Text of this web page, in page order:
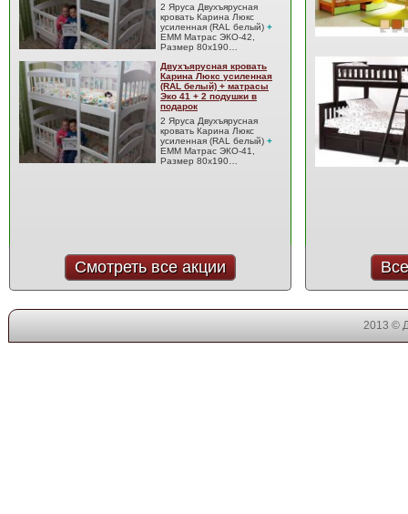
2 Яруса Двухъярусная
кровать Карина Люкс
усиленная (RAL белый) +
EMM Матрас ЭКО-42,
Размер 80x190…
Двухъярусная кровать
Карина Люкс усиленная
(RAL белый) + матрасы
Эко 41 + 2 подушки в
подарок
2 Яруса Двухъярусная
кровать Карина Люкс
усиленная (RAL белый) +
EMM Матрас ЭКО-41,
Размер 80x190…
Смотреть все акции
2013 ©